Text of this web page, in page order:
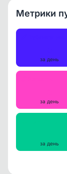
Метрики
за день
за день
за день